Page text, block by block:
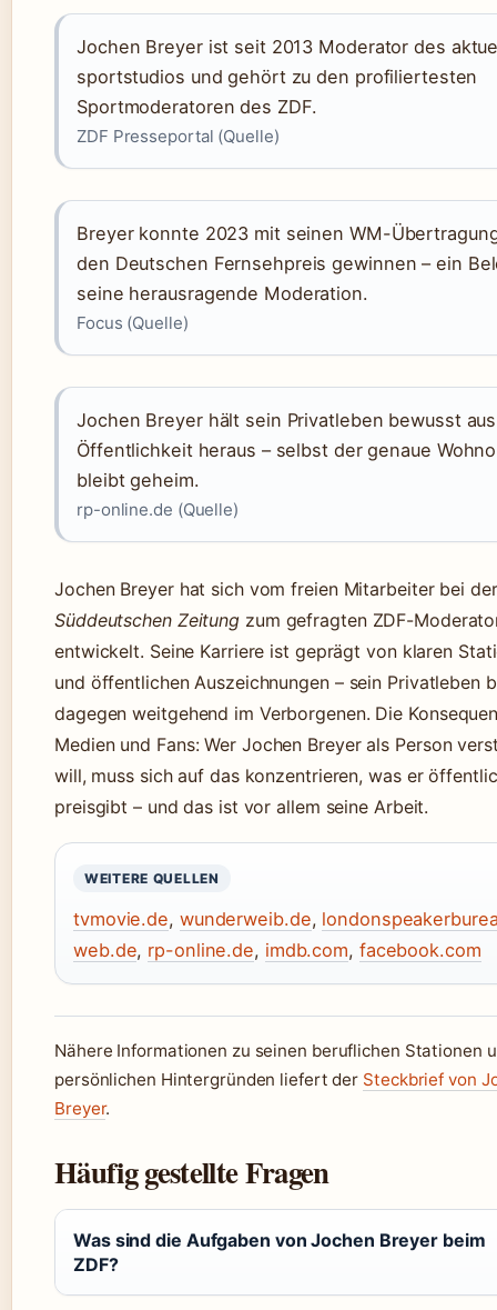
Jochen Breyer ist seit 2013 Moderator des
sportstudios und gehört zu den profiliertesten
Sportmoderatoren des ZDF.
ZDF Presseportal (Quelle)
Breyer konnte 2023 mit seinen WM-
den Deutschen Fernsehpreis gewinnen – ein
seine herausragende Moderation.
Focus (Quelle)
Jochen Breyer hält sein Privatleben bewusst
Öffentlichkeit heraus – selbst der genaue
bleibt geheim.
rp-online.de (Quelle)
Jochen Breyer hat sich vom freien Mitarbeiter bei der
Süddeutschen Zeitung zum gefragten ZDF-
entwickelt. Seine Karriere ist geprägt von klaren
und öffentlichen Auszeichnungen – sein Privatleben
dagegen weitgehend im Verborgenen. Die
Medien und Fans: Wer Jochen Breyer als Person
will, muss sich auf das konzentrieren, was er
preisgibt – und das ist vor allem seine Arbeit.
WEITERE QUELLEN
tvmovie.de, wunderweib.de,
web.de, rp-online.de, imdb.com, facebook.com
Nähere Informationen zu seinen beruflichen Stationen
persönlichen Hintergründen liefert der Steckbrief von
Breyer.
Häufig gestellte Fragen
Was sind die Aufgaben von Jochen Breyer beim
ZDF?